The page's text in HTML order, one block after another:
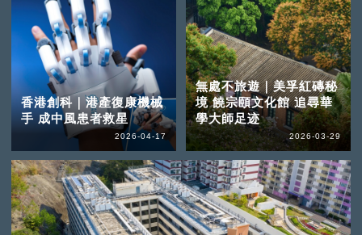
香港創科｜港產復康機械
手 成中風患者救星
2026-04-17
無處不旅遊｜美孚紅磚秘
境 饒宗頤文化館 追尋華
學大師足迹
2026-03-29